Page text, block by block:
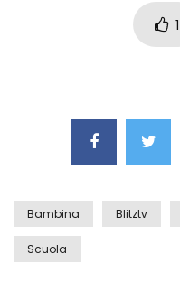
Nei
automatico
1
Bambina Blitztv
Scuola